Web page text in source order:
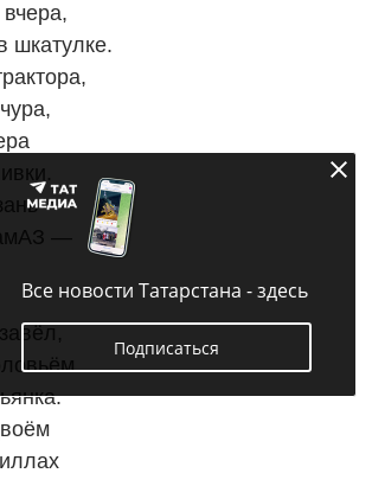
шкатулке.
—
Все новости Татарстана - здесь
Подписаться